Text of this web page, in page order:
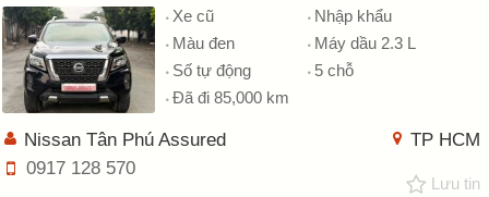
Xe cũ
Nhập khẩu
Màu đen
Máy dầu 2.3 L
Số tự động
5 chỗ
Đã đi 85,000 km
TP HCM
Nissan Tân Phú Assured
0917 128 570
Lưu tin